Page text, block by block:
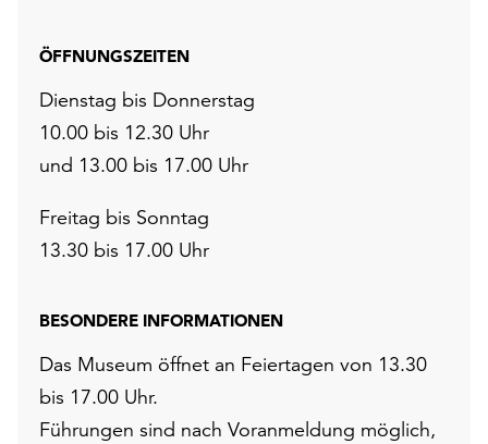
ÖFFNUNGSZEITEN
Dienstag bis Donnerstag
10.00 bis 12.30 Uhr
und 13.00 bis 17.00 Uhr
Freitag bis Sonntag
13.30 bis 17.00 Uhr
BESONDERE INFORMATIONEN
Das Museum öffnet an Feiertagen von 13.30
bis 17.00 Uhr.
Führungen sind nach Voranmeldung möglich,